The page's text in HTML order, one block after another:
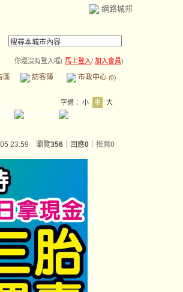
網路城邦
你還沒有登入喔( 馬上登入/ 加入會員)
區 訪客簿 市政中心 (0)
字體： 小 中 大
23:59 瀏覽356 ｜回應0 推薦0